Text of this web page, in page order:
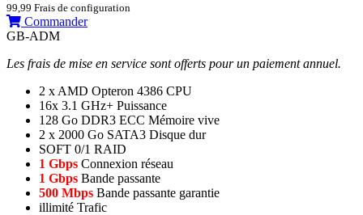
99,99 Frais de configuration
Commander
GB-ADM
Les frais de mise en service sont offerts pour un paiement annuel.
2 x AMD Opteron 4386 CPU
16x 3.1 GHz+ Puissance
128 Go DDR3 ECC Mémoire vive
2 x 2000 Go SATA3 Disque dur
SOFT 0/1 RAID
1 Gbps Connexion réseau
1 Gbps Bande passante
500 Mbps Bande passante garantie
illimité Trafic